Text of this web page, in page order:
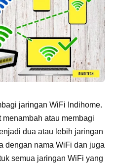
jaringan WiFi Indihome.
atau membagi
dua atau lebih jaringan
dengan nama WiFi dan juga
semua jaringan WiFi yang